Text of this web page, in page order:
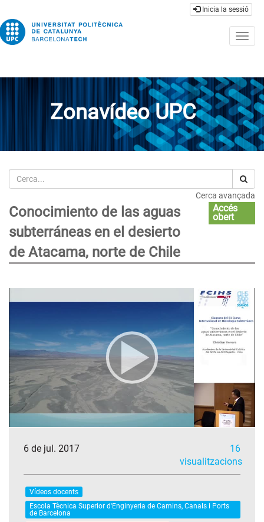
Inicia la sessió
Zonavídeo UPC
Cerca
Cerca avançada
Conocimiento de las aguas
subterráneas en el desierto
de Atacama, norte de Chile
Accés
obert
6 de jul. 2017
16
visualitzacions
Vídeos docents
Escola Tècnica Superior d'Enginyeria de Camins, Canals i Ports
de Barcelona